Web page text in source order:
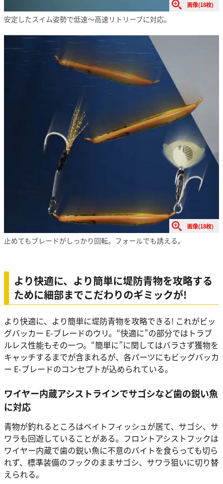
画像(18枚)
安定したスイム姿勢で低速～高速リトリーブに対応。
画像(18枚)
止めてもブレードがしっかり回転。フォールでも誘える。
より快適に、より簡単に堤防青物を攻略する
ために細部までこだわりのギミックが!
より快適に、より簡単に堤防青物を攻略できる! これがビッ
グバッカー E-ブレードのウリ。“快適に”の部分ではトラブ
ルレス性能もその一つ。“簡単に”に関してはバラさず獲物を
キャッチするまでが含まれるが、各パーツにもビッグバッカ
ー E-ブレードのコンセプトが込められている。
ワイヤー内蔵アシストラインでサゴシなど歯の鋭い魚
に対応
青物が釣れるところはベイトフィッシュが居て、サゴシ、サ
ワラも回遊していることがある。フロントアシストフックは
ワイヤー内蔵で歯の鋭い魚に不意のバイトを食らっても切ら
れず、標準装備のフックのままサゴシ、サワラ狙いに切り替
えられる。